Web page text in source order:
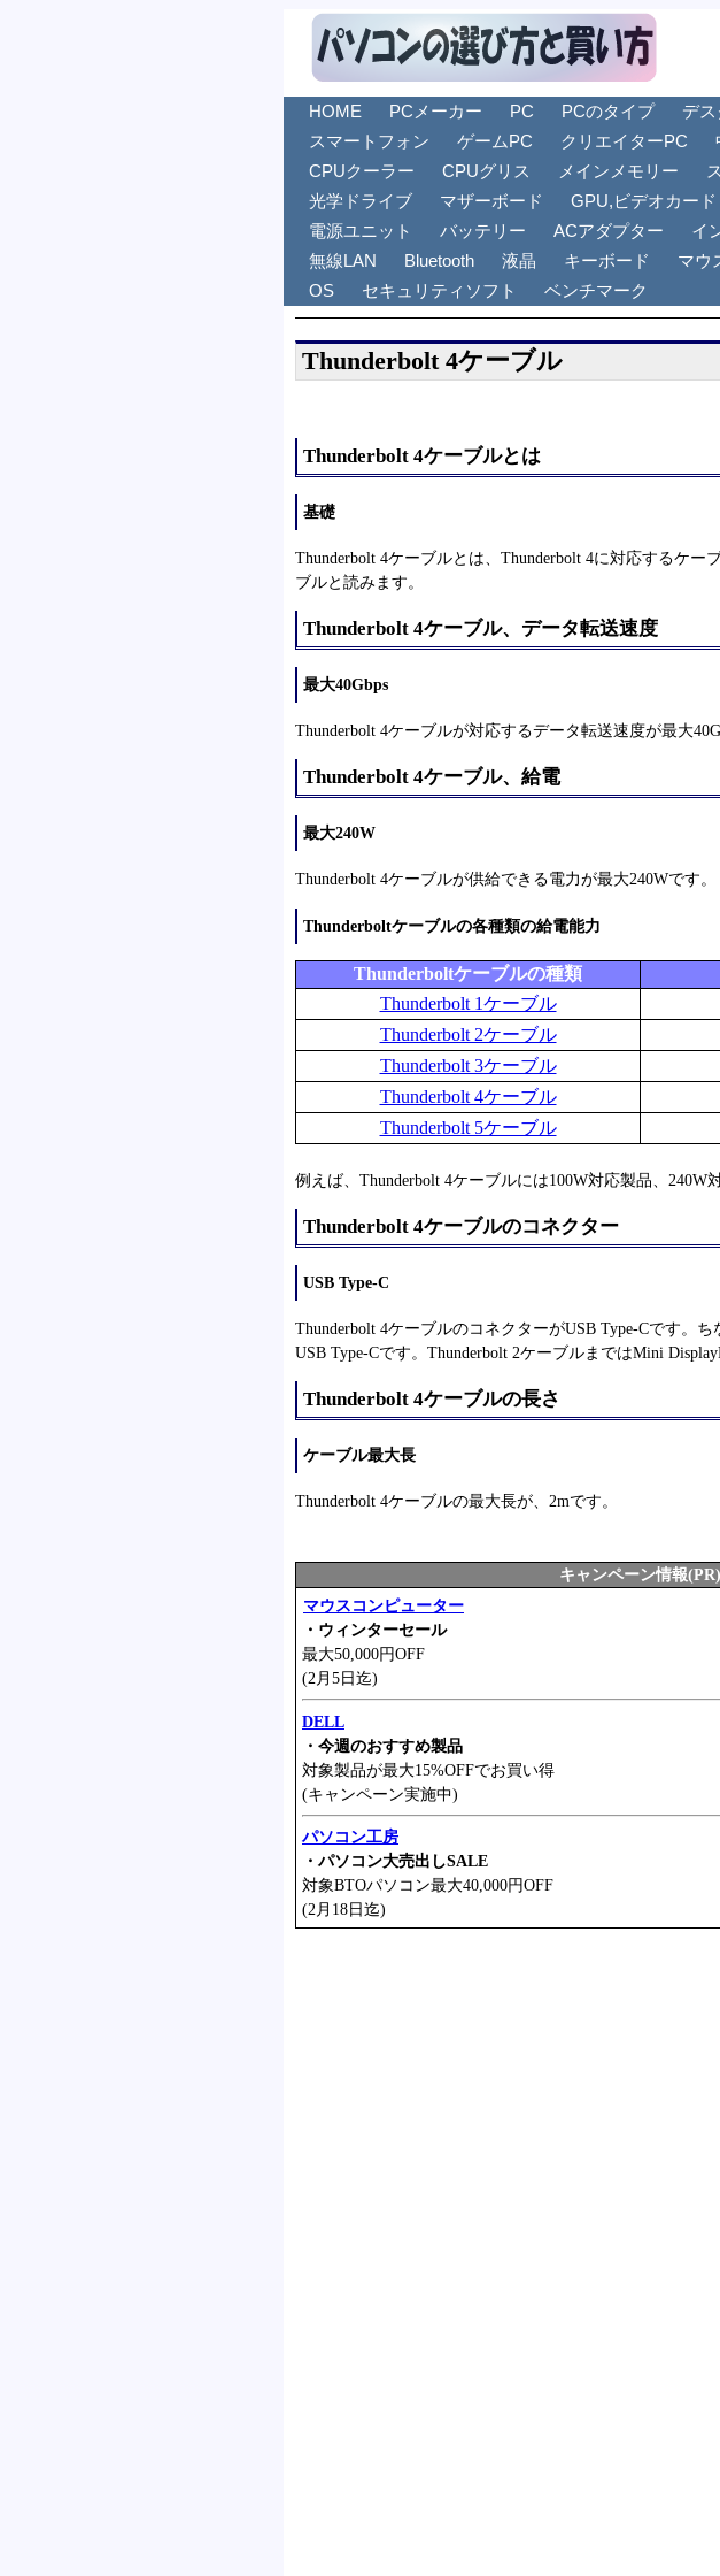
HOME PCメーカー PC PCのタイプ デ
スマートフォン
ゲームPC クリエイターPC
CPUクーラー
CPUグリス メインメモリー
光学ドライブ
マザーボード GPU,ビデオカード
電源ユニット
バッテリー ACアダプター イ
無線LAN
Bluetooth 液晶 キーボード マウ
OS
セキュリティソフト ベンチマーク
Thunderbolt 4ケーブル
Thunderbolt 4ケーブルとは
基礎
Thunderbolt 4ケーブルとは、Thunderbolt 4に対応するケー
ブルと読みます。
Thunderbolt 4ケーブル、データ転送速度
最大40Gbps
Thunderbolt 4ケーブルが対応するデータ転送速度が最大
Thunderbolt 4ケーブル、給電
最大240W
Thunderbolt 4ケーブルが供給できる電力が最大240Wです。
Thunderboltケーブルの各種類の給電能力
Thunderboltケーブルの種類
Thunderbolt 1ケーブル
Thunderbolt 2ケーブル
Thunderbolt 3ケーブル
Thunderbolt 4ケーブル
Thunderbolt 5ケーブル
例えば、Thunderbolt 4ケーブルには100W対応製品、240W
Thunderbolt 4ケーブルのコネクター
USB Type-C
Thunderbolt 4ケーブルのコネクターがUSB Type-Cです。
USB Type-Cです。Thunderbolt 2ケーブルまではMini
Thunderbolt 4ケーブルの長さ
ケーブル最大長
Thunderbolt 4ケーブルの最大長が、2mです。
キャンペーン情報(PR)
マウスコンピューター
・ウィンターセール
最大50,000円OFF
(2月5日迄)
DELL
・今週のおすすめ製品
対象製品が最大15%OFFでお買い得
(キャンペーン実施中)
パソコン工房
・パソコン大売出しSALE
対象BTOパソコン最大40,000円OFF
(2月18日迄)